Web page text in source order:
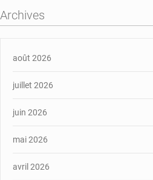
Archives
août 2026
juillet 2026
juin 2026
mai 2026
avril 2026